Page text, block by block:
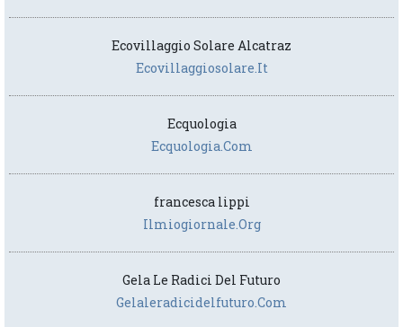
Ecovillaggio Solare Alcatraz
Ecovillaggiosolare.it
Ecquologia
Ecquologia.com
francesca lippi
Ilmiogiornale.org
Gela Le Radici Del Futuro
Gelaleradicidelfuturo.com